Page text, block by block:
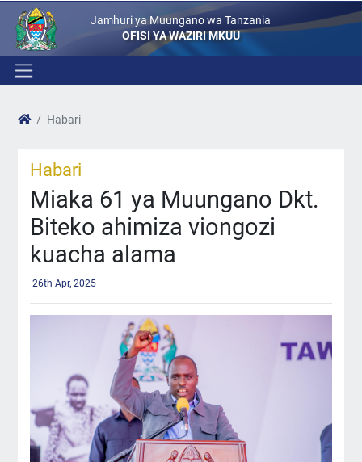
Jamhuri ya Muungano wa Tanzania
OFISI YA WAZIRI MKUU
Habari
Habari
Miaka 61 ya Muungano Dkt.
Biteko ahimiza viongozi
kuacha alama
26th Apr, 2025